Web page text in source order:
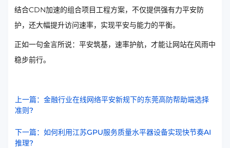
结合CDN加速的组合项目工程方案，不仅提供强有力平安防
护，还大幅提升访问速率，实现平安与能力的平衡。
正如一句金言所说：平安筑基，速率护航，才能让网站在风雨中
稳步前行。
上一篇：金融行业在线网络平安新规下的东莞高防帮助端选择
准则?
下一篇：如何利用江苏GPU服务质量水平器设备实现快节奏AI
推理?